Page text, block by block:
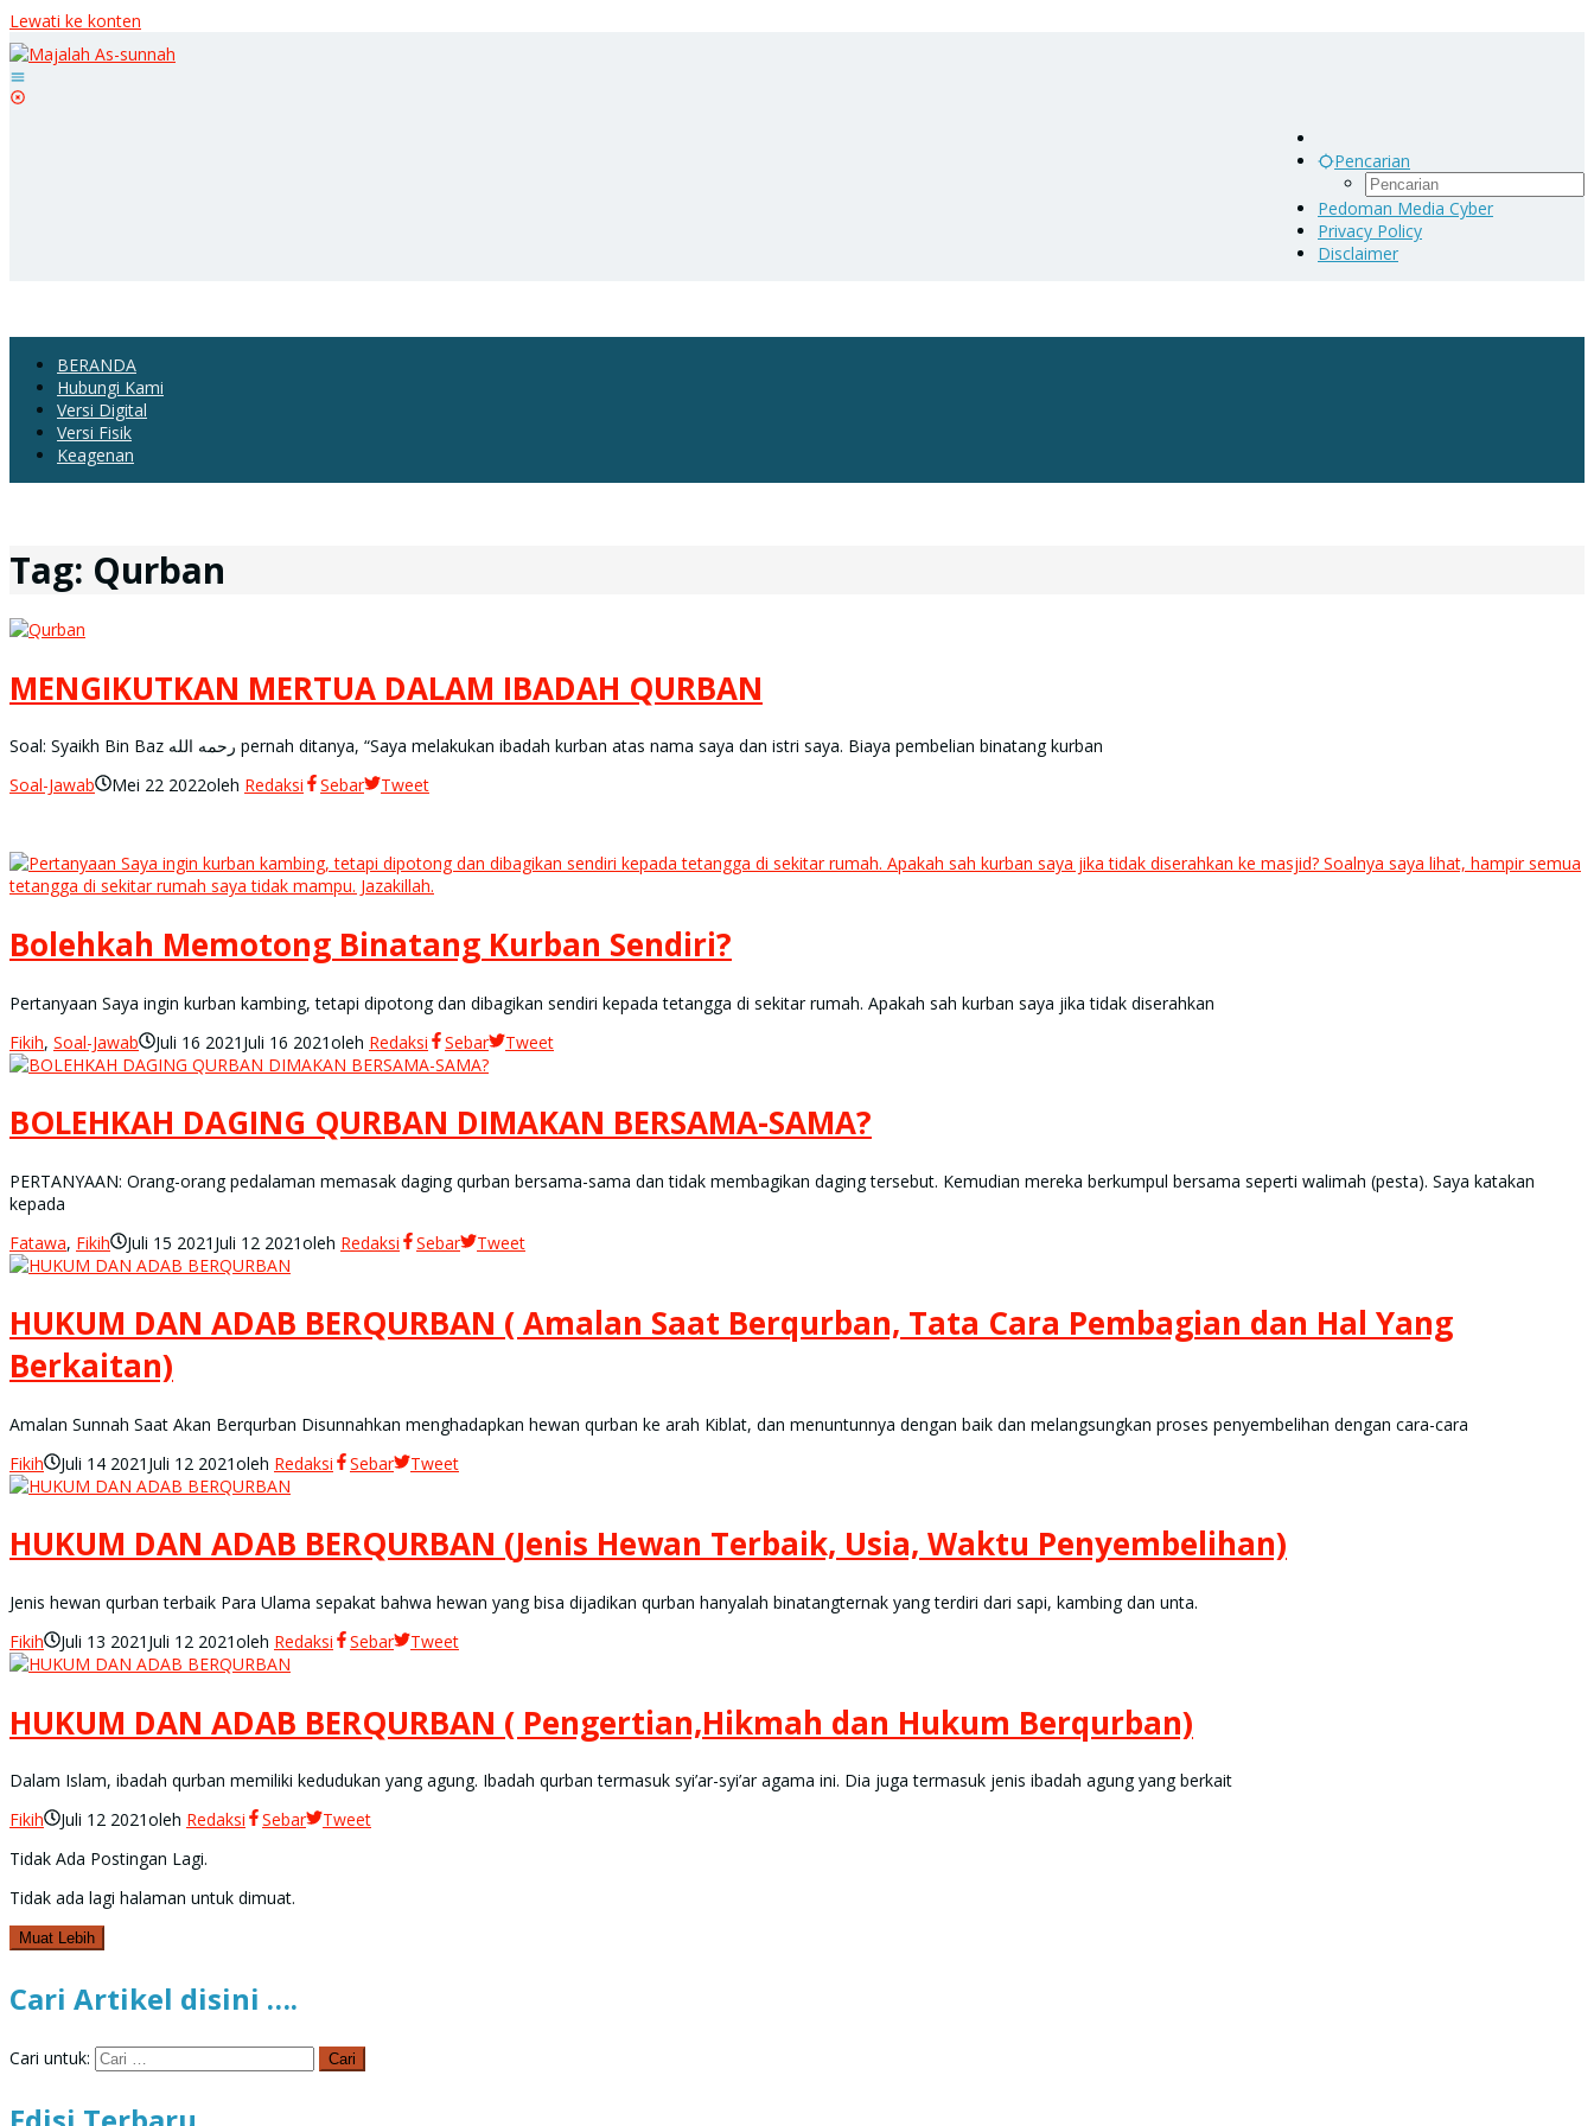
Lewati ke konten
Pencarian
Pedoman Media Cyber
Privacy Policy
Disclaimer
BERANDA
Hubungi Kami
Versi Digital
Versi Fisik
Keagenan
Tag: Qurban
MENGIKUTKAN MERTUA DALAM IBADAH QURBAN
Soal: Syaikh Bin Baz رحمه الله pernah ditanya, “Saya melakukan ibadah kurban atas nama saya dan istri saya. Biaya pembelian binatang kurban
Soal-Jawab
Mei 22 2022oleh Redaksi Sebar Tweet
Bolehkah Memotong Binatang Kurban Sendiri?
Pertanyaan Saya ingin kurban kambing, tetapi dipotong dan dibagikan sendiri kepada tetangga di sekitar rumah. Apakah sah kurban saya jika tidak diserahkan
Fikih, Soal-Jawab Juli 16 2021 Juli 16 2021oleh Redaksi Sebar Tweet
BOLEHKAH DAGING QURBAN DIMAKAN BERSAMA-SAMA?
PERTANYAAN: Orang-orang pedalaman memasak daging qurban bersama-sama dan tidak membagikan daging tersebut. Kemudian mereka berkumpul bersama seperti walimah (pesta). Saya katakan
kepada
Fatawa, Fikih Juli 15 2021 Juli 12 2021oleh Redaksi Sebar Tweet
HUKUM DAN ADAB BERQURBAN ( Amalan Saat Berqurban, Tata Cara Pembagian dan Hal Yang
Berkaitan)
Amalan Sunnah Saat Akan Berqurban Disunnahkan menghadapkan hewan qurban ke arah Kiblat, dan menuntunnya dengan baik dan melangsungkan proses penyembelihan dengan cara-cara
Fikih
Juli 14 2021 Juli 12 2021oleh Redaksi Sebar Tweet
HUKUM DAN ADAB BERQURBAN (Jenis Hewan Terbaik, Usia, Waktu Penyembelihan)
Jenis hewan qurban terbaik Para Ulama sepakat bahwa hewan yang bisa dijadikan qurban hanyalah binatangternak yang terdiri dari sapi, kambing dan unta.
Fikih
Juli 13 2021 Juli 12 2021oleh Redaksi Sebar Tweet
HUKUM DAN ADAB BERQURBAN ( Pengertian,Hikmah dan Hukum Berqurban)
Dalam Islam, ibadah qurban memiliki kedudukan yang agung. Ibadah qurban termasuk syi’ar-syi’ar agama ini. Dia juga termasuk jenis ibadah agung yang berkait
Fikih
Juli 12 2021oleh Redaksi Sebar
Tweet
Tidak Ada Postingan Lagi.
Tidak ada lagi halaman untuk dimuat.
Muat Lebih
Cari Artikel disini ….
Cari untuk: